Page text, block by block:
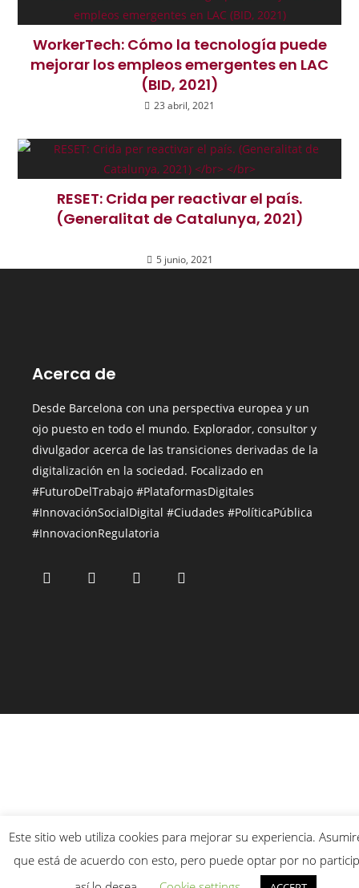
WorkerTech: Cómo la tecnología puede
mejorar los empleos emergentes en LAC
(BID, 2021)
23 abril, 2021
RESET: Crida per reactivar el país.
(Generalitat de Catalunya, 2021)
5 junio, 2021
Acerca de
Desde Barcelona con una perspectiva europea y un
ojo puesto en todo el mundo. Explorador, consultor y
divulgador acerca de las transiciones derivadas de la
digitalización en la sociedad. Focalizado en
#FuturoDelTrabajo #PlataformasDigitales
#InnovaciónSocialDigital #Ciudades #PolíticaPública
#InnovacionRegulatoria
Este sitio web utiliza cookies para mejorar su experiencia.
que está de acuerdo con esto, pero puede optar por no